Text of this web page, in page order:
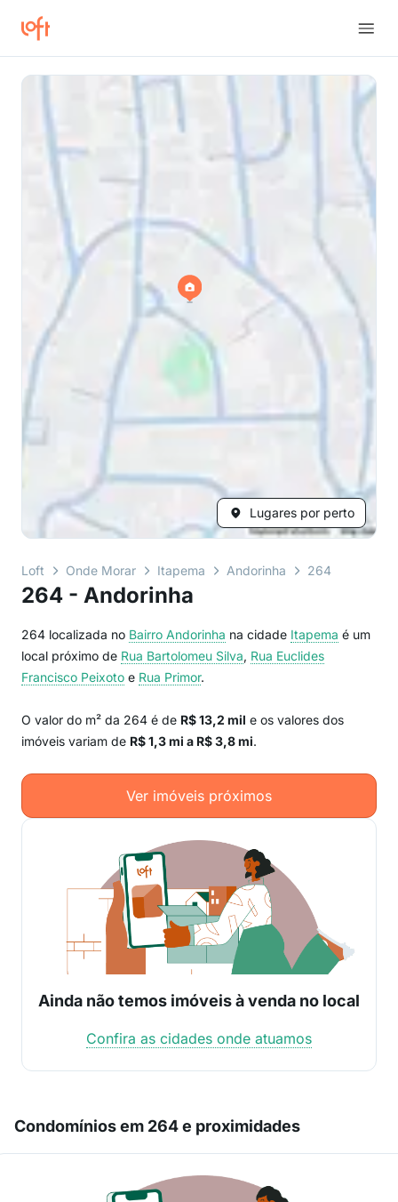
Lugares por perto
Loft Onde Morar Itapema Andorinha 264
264 - Andorinha
264 localizada no Bairro Andorinha na cidade Itapema é um
local próximo de Rua Bartolomeu Silva, Rua Euclides
Francisco Peixoto e Rua Primor.
O valor do m² da 264 é de R$ 13,2 mil e os valores dos
imóveis variam de R$ 1,3 mi a R$ 3,8 mi.
Ver imóveis próximos
Ainda não temos imóveis à venda no local
Confira as cidades onde atuamos
Condomínios em 264 e proximidades